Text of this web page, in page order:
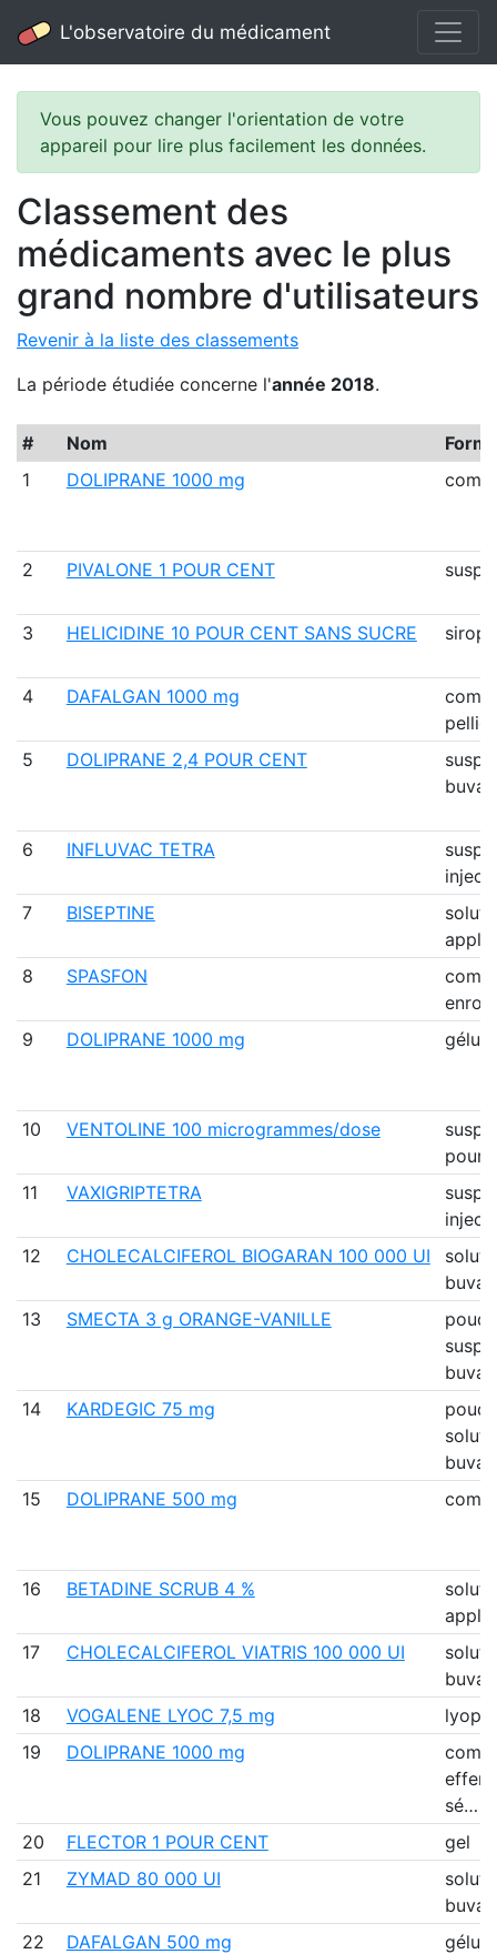
L'observatoire du médicament
Vous pouvez changer l'orientation de votre
appareil pour lire plus facilement les données.
Classement des
médicaments avec le plus
grand nombre d'utilisateurs
Revenir à la liste des classements
La période étudiée concerne l'année 2018.
# Nom
1
DOLIPRANE 1000 mg
2 PIVALONE 1 POUR CENT
3 HELICIDINE 10 POUR CENT SANS SUCRE sirop
4 DAFALGAN 1000 mg
5
DOLIPRANE 2,4 POUR CENT
6 INFLUVAC TETRA
7
BISEPTINE
8
SPASFON
9
DOLIPRANE 1000 mg gélule
10 VENTOLINE 100 microgrammes/dose
pour
11
VAXIGRIPTETRA
12
CHOLECALCIFEROL BIOGARAN 100 000 UI
13
SMECTA 3 g ORANGE-VANILLE
14
KARDEGIC 75 mg
15
DOLIPRANE 500 mg
16 BETADINE SCRUB 4 %
17
CHOLECALCIFEROL VIATRIS 100 000 UI
18
VOGALENE LYOC 7,5 mg
19
DOLIPRANE 1000 mg
sé…
20
FLECTOR 1 POUR CENT
gel
21
ZYMAD 80 000 UI
22
DAFALGAN 500 mg
gélule